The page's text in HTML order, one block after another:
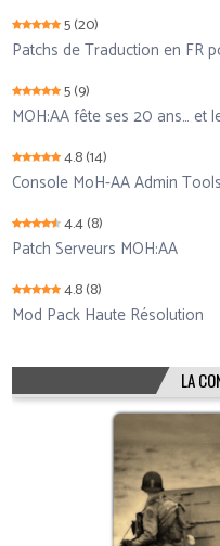
5(20)
Patchs de Traduction en FR
5(9)
MOH:AA fête ses 20 ans… et
4.8(14)
Console MoH-AA Admin
4.4(8)
Patch Serveurs MOH:AA
4.8(8)
Mod Pack Haute Résolution
LA